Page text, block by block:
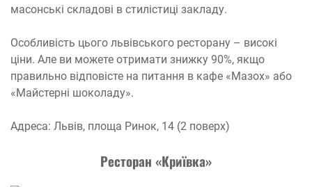
масонські складові в стилістиці закладу.
Особливість цього львівського ресторану – високі
ціни. Але ви можете отримати знижку 90%, якщо
правильно відповісте на питання в кафе «Мазох» або
«Майстерні шоколаду».
Адреса: Львів, площа Ринок, 14 (2 поверх)
Ресторан «Криївка»